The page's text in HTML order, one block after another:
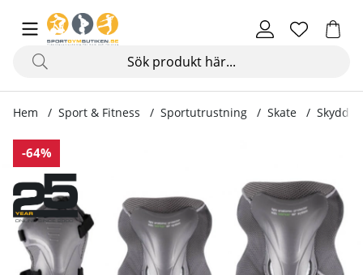
Hem Sport & Fitness Sportutrustning Skate Skydd
-64%
Produktbilder Skyddsset Profi